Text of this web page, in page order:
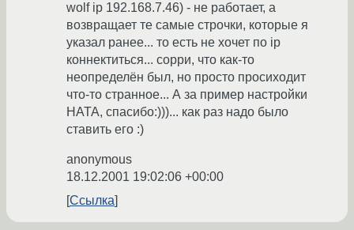
wolf ip 192.168.7.46) - не работает, а
возвращает те самые строчки, которые я
указал ранее... то есть не хочет по ip
коннектиться... сорри, что как-то
неопределён был, но просто просиходит
что-то странное... А за пример настройки
НАТА, спасибо:)))... как раз надо было
ставить его :)
anonymous
18.12.2001 19:02:06 +00:00
Ссылка